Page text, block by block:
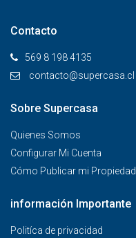
Contacto
569 8 198 4135
contacto@supercasa.cl
Sobre Supercasa
Quienes Somos
Configurar Mi Cuenta
Cómo Publicar mi Propiedad
información Importante
Politíca de privacidad